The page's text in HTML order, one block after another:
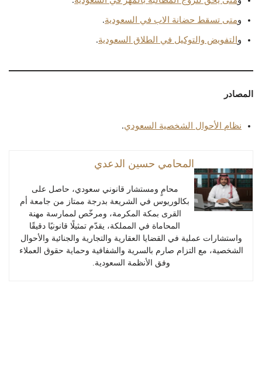
ومتى تسقط حضانة الاب في السعودية.
و التفويض والتوكيل في الطلاق السعودية.
المصادر
نظام الأحوال الشخصية السعودي.
المحامي حسين الدعدي
محامٍ ومستشار قانوني سعودي، حاصل على
بكالوريوس في الشريعة بدرجة ممتاز من جامعة أم
القرى بمكة المكرمة، ومرخّص لممارسة مهنة
المحاماة في المملكة، يقدّم تمثيلًا قانونيًا دقيقًا
واستشارات عملية في القضايا العقارية والتجارية والجنائية والأحوال
الشخصية، مع التزام صارم بالسرية والشفافية وحماية حقوق العملاء
وفق الأنظمة السعودية.